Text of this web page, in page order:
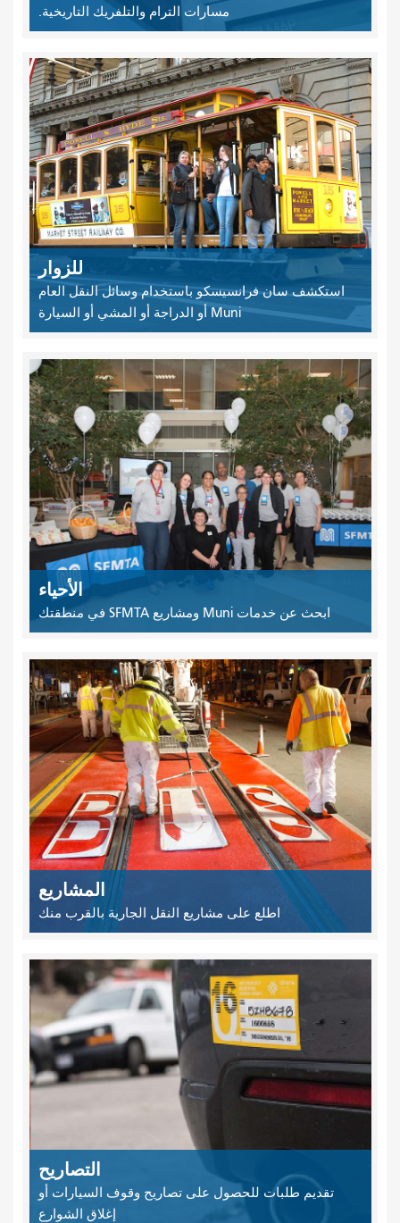
مسارات الترام والتلفريك التاريخية.
للزوار
استكشف سان فرانسيسكو باستخدام وسائل النقل العام
Muni أو الدراجة أو المشي أو السيارة
الأحياء
ابحث عن خدمات Muni ومشاريع SFMTA في منطقتك
المشاريع
اطلع على مشاريع النقل الجارية بالقرب منك
التصاريح
تقديم طلبات للحصول على تصاريح وقوف السيارات أو
إغلاق الشوارع